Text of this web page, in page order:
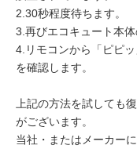
2.30秒程度待ちます。
3.再びエコキュート本
4.リモコンから「ピピ
を確認します。
上記の方法を試しても
がございます。
当社・またはメーカー